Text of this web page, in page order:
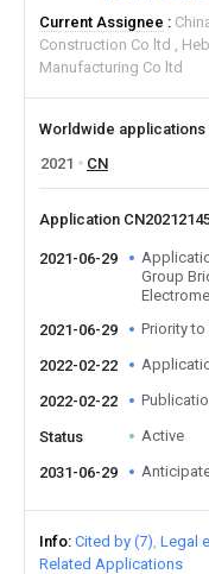
Current Assignee
Construction Co ltd
Manufacturing Co ltd
Worldwide applications
2021
CN
Application
2021-06-29
Group
2021-06-29
Priority to
2022-02-22
2022-02-22
Status Active
2031-06-29
Info Cited by (7) Legal
Related Applications